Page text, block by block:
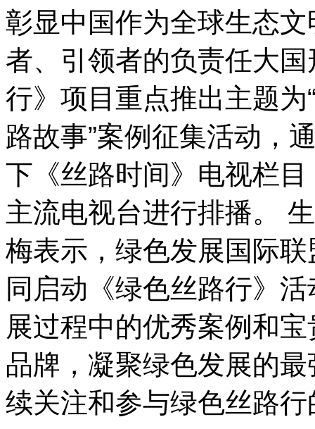
彰显中国作为全球生态
者、引领者的负责任大
行》项目重点推出主题
路故事”案例征集活动，
下《丝路时间》电视栏
主流电视台进行排播。
梅表示，绿色发展国际联
同启动《绿色丝路行》
展过程中的优秀案例和
品牌，凝聚绿色发展的
续关注和参与绿色丝路